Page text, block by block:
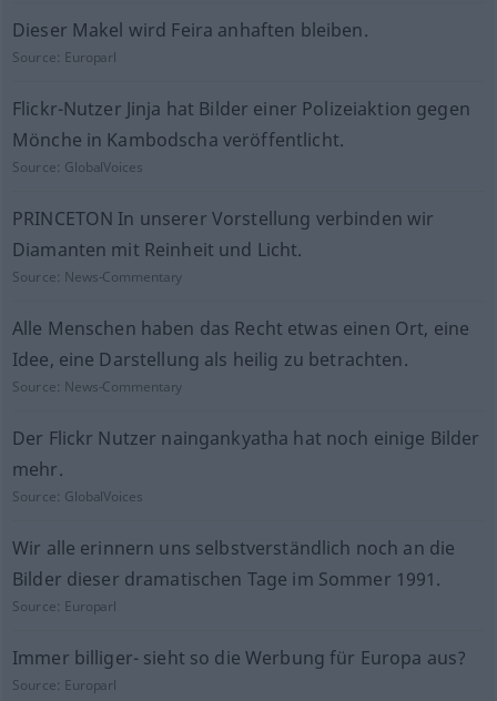
Dieser Makel wird Feira anhaften bleiben.
Source: Europarl
Flickr-Nutzer Jinja hat Bilder einer Polizeiaktion gegen
Mönche in Kambodscha veröffentlicht.
Source: GlobalVoices
PRINCETON In unserer Vorstellung verbinden wir
Diamanten mit Reinheit und Licht.
Source: News-Commentary
Alle Menschen haben das Recht etwas einen Ort, eine
Idee, eine Darstellung als heilig zu betrachten.
Source: News-Commentary
Der Flickr Nutzer naingankyatha hat noch einige Bilder
mehr.
Source: GlobalVoices
Wir alle erinnern uns selbstverständlich noch an die
Bilder dieser dramatischen Tage im Sommer 1991.
Source: Europarl
Immer billiger- sieht so die Werbung für Europa aus?
Source: Europarl